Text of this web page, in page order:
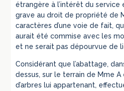
étrangère à l’intérêt du
grave au droit de propriété de
caractères d’une voie de fait,
aurait été commise avec les
et ne serait pas dépourvue de
Considérant que l’abattage,
dessus, sur le terrain de Mme A
d’arbres lui appartenant,